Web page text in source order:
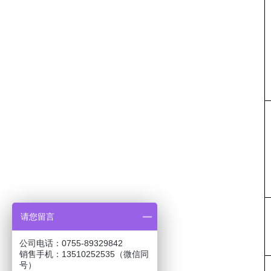
请您留言
公司电话：0755-89329842
销售手机：13510252535（微信同
号）